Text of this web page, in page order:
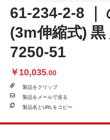
61-234-2-8 ｜
(3m伸縮式)
7250-51
￥10,035.00
製品をクリップ
製品を メールで送る
製品名とURLをコピー